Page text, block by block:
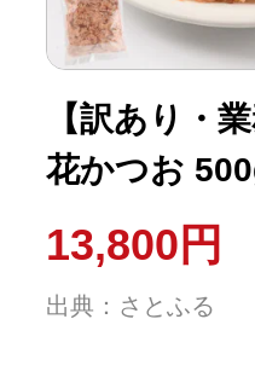
【訳あり・
花かつお
(IB056-014)
13,800円
出典：さとふる